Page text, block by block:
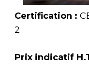
Certification :
2
Prix indicatif